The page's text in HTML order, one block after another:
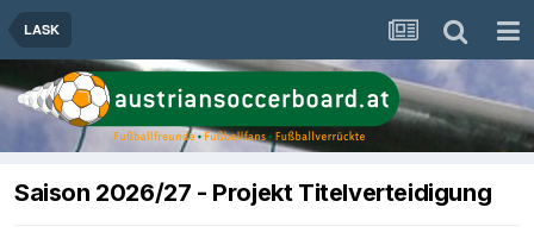
LASK
Saison 2026/27 - Projekt Titelverteidigung